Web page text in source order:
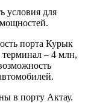
условия для
порта Курык
– 4 млн,
в порту Актау.